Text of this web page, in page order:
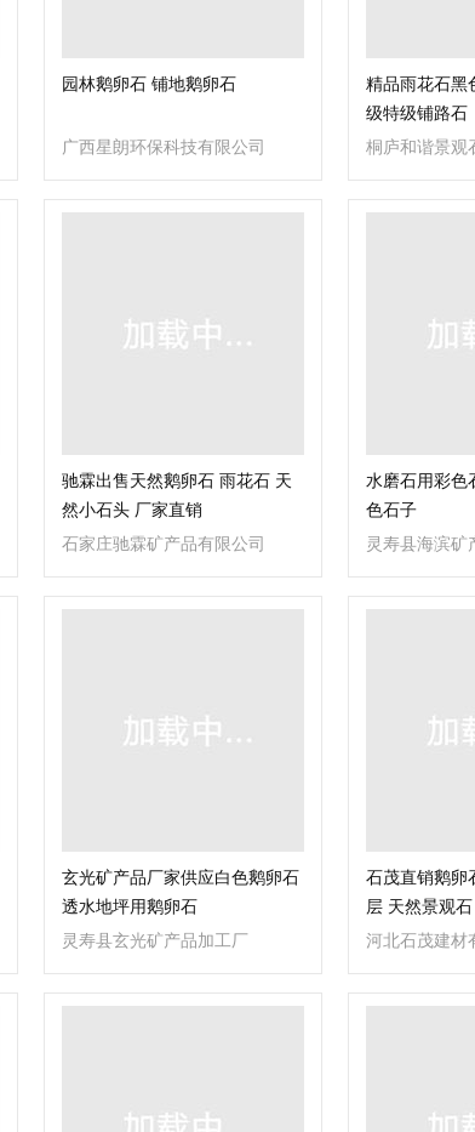
园林鹅卵石 铺地鹅卵石
广西星朗环保科技有限公司
精品雨花石黑
级特级铺路石
桐庐和谐景观
驰霖出售天然鹅卵石 雨花石 天
然小石头 厂家直销
石家庄驰霖矿产品有限公司
水磨石用彩色
色石子
灵寿县海滨矿
司
玄光矿产品厂家供应白色鹅卵石
透水地坪用鹅卵石
灵寿县玄光矿产品加工厂
石茂直销鹅卵
层 天然景观石
河北石茂建材